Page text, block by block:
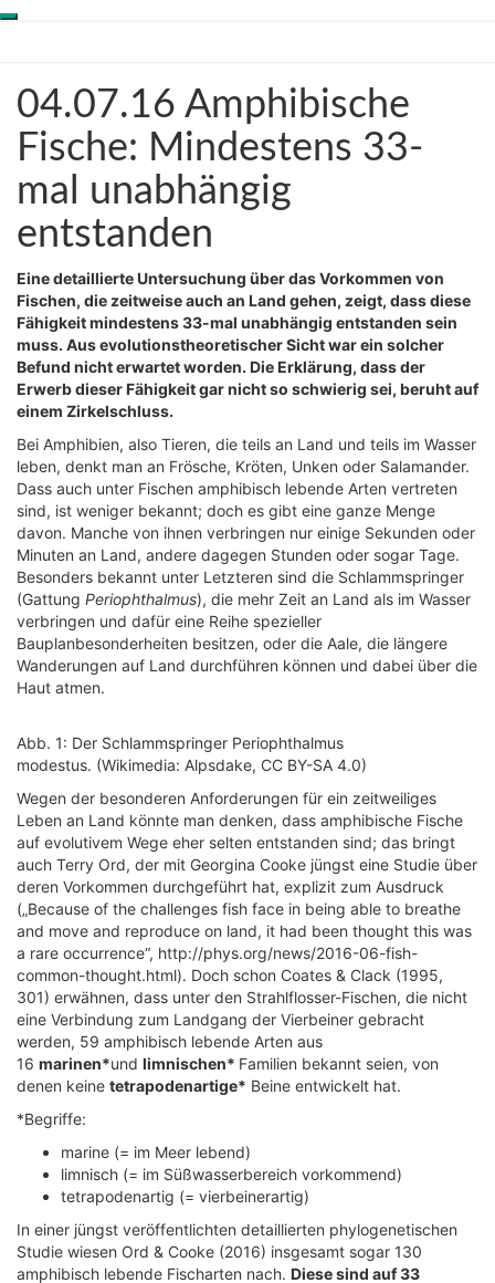
Toggle
Wissenschaft aus
Schöpfungsperspektive
04.07.16
Amphibische
Fische:
Mindestens
33-
mal
unabhängig
entstanden
04.07.16 Amphibische
Fische: Mindestens 33-
mal unabhängig
entstanden
Eine detaillierte Untersuchung über das Vorkommen von
Fischen, die zeitweise auch an Land gehen, zeigt, dass diese
Fähigkeit mindestens 33-mal unabhängig entstanden sein
muss. Aus evolutionstheoretischer Sicht war ein solcher
Befund nicht erwartet worden. Die Erklärung, dass der
Erwerb dieser Fähigkeit gar nicht so schwierig sei, beruht auf
einem Zirkelschluss.
Bei Amphibien, also Tieren, die teils an Land und teils im Wasser
leben, denkt man an Frösche, Kröten, Unken oder Salamander.
Dass auch unter Fischen amphibisch lebende Arten vertreten
sind, ist weniger bekannt; doch es gibt eine ganze Menge
davon. Manche von ihnen verbringen nur einige Sekunden oder
Minuten an Land, andere dagegen Stunden oder sogar Tage.
Besonders bekannt unter Letzteren sind die Schlammspringer
(Gattung Periophthalmus), die mehr Zeit an Land als im Wasser
verbringen und dafür eine Reihe spezieller
Bauplanbesonderheiten besitzen, oder die Aale, die längere
Wanderungen auf Land durchführen können und dabei über die
Haut atmen.
Abb. 1: Der Schlammspringer Periophthalmus
modestus. (Wikimedia: Alpsdake, CC BY-SA 4.0)
Wegen der besonderen Anforderungen für ein zeitweiliges
Leben an Land könnte man denken, dass amphibische Fische
auf evolutivem Wege eher selten entstanden sind; das bringt
auch Terry Ord, der mit Georgina Cooke jüngst eine Studie über
deren Vorkommen durchgeführt hat, explizit zum Ausdruck
(„Because of the challenges fish face in being able to breathe
and move and reproduce on land, it had been thought this was
a rare occurrence“, http://phys.org/news/2016-06-fish-
common-thought.html). Doch schon Coates & Clack (1995,
301) erwähnen, dass unter den Strahlflosser-Fischen, die nicht
eine Verbindung zum Landgang der Vierbeiner gebracht
werden, 59 amphibisch lebende Arten aus
16 marinen*und limnischen* Familien bekannt seien, von
denen keine tetrapodenartige* Beine entwickelt hat.
*Begriffe:
marine (= im Meer lebend)
limnisch (= im Süßwasserbereich vorkommend)
tetrapodenartig (= vierbeinerartig)
In einer jüngst veröffentlichten detaillierten phylogenetischen
Studie wiesen Ord & Cooke (2016) insgesamt sogar 130
amphibisch lebende Fischarten nach. Diese sind auf 33